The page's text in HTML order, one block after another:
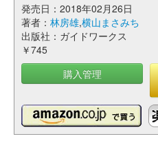
発売日：2018年02月26日
著者： 林房雄,横山まさみち
出版社：ガイドワークス
￥745
購入管理